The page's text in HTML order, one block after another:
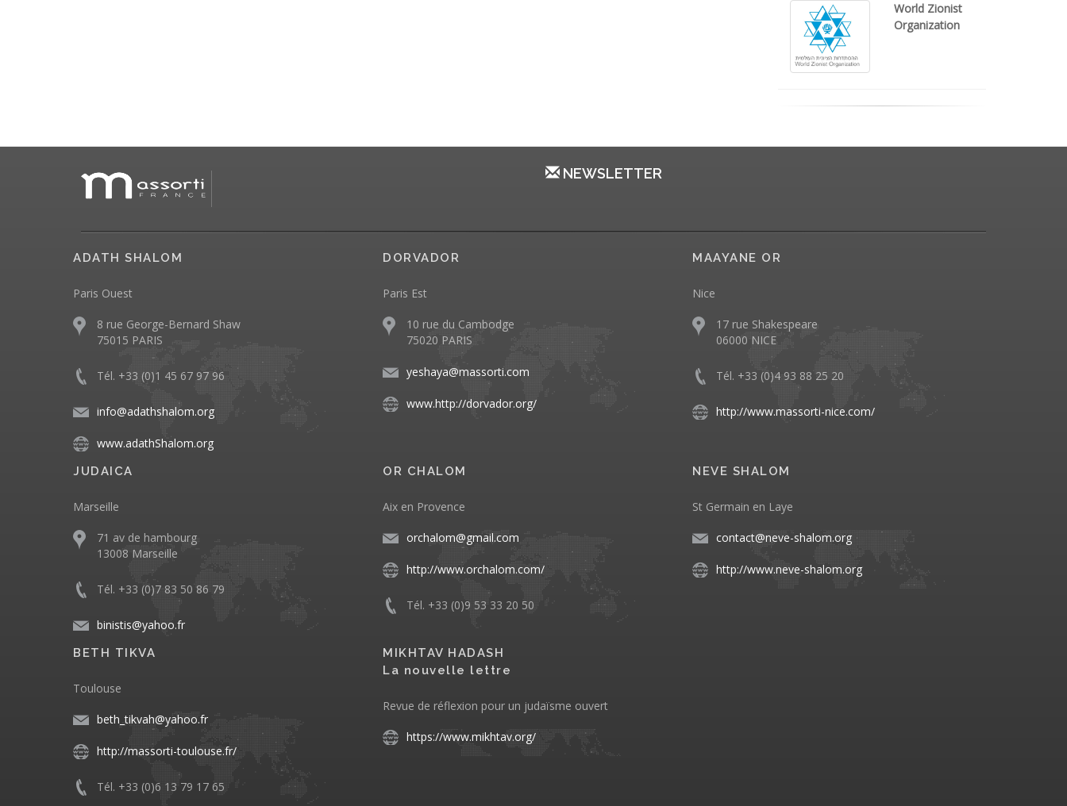
World Zionist
Organization
NEWSLETTER
ADATH SHALOM
Paris Ouest
8 rue George-Bernard Shaw
75015 PARIS
Tél. +33 (0)1 45 67 97 96
info@adathshalom.org
www.adathShalom.org
DORVADOR
Paris Est
10 rue du Cambodge
75020 PARIS
yeshaya@massorti.com
www.http://dorvador.org/
MAAYANE OR
Nice
17 rue Shakespeare
06000 NICE
Tél. +33 (0)4 93 88 25 20
http://www.massorti-nice.com/
JUDAICA
Marseille
71 av de hambourg
13008 Marseille
Tél. +33 (0)7 83 50 86 79
binistis@yahoo.fr
OR CHALOM
Aix en Provence
orchalom@gmail.com
http://www.orchalom.com/
Tél. +33 (0)9 53 33 20 50
NEVE SHALOM
St Germain en Laye
contact@neve-shalom.org
http://www.neve-shalom.org
BETH TIKVA
Toulouse
beth_tikvah@yahoo.fr
http://massorti-toulouse.fr/
Tél. +33 (0)6 13 79 17 65
MIKHTAV HADASH
La nouvelle lettre
Revue de réflexion pour un judaïsme ouvert
https://www.mikhtav.org/